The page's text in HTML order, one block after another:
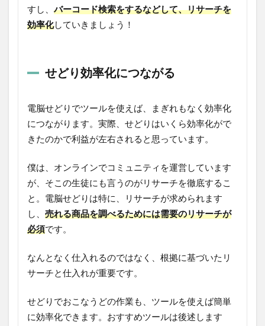
すし、バーコード検索をするなどして、リサーチを
効率化していきましょう！
せどり効率化につながる
電脳せどりでツールを使えば、まぎれもなく効率化
につながります。実際、せどりはいくら効率化がで
きたのかで利益が左右されると思っています。
僕は、オンラインでコミュニティを運営しています
が、そこの生徒にも言うのがリサーチを徹底するこ
と。電脳せどりは特に、リサーチが求められます
し、 売れる商品を調べるためには需要のリサーチが
必須です。
なんとなく仕入れるのではなく、根拠に基づいたリ
サーチと仕入れが重要です。
せどりでおこなうどの作業も、ツールを使えば簡単
に効率化できます。おすすめツールは後述します